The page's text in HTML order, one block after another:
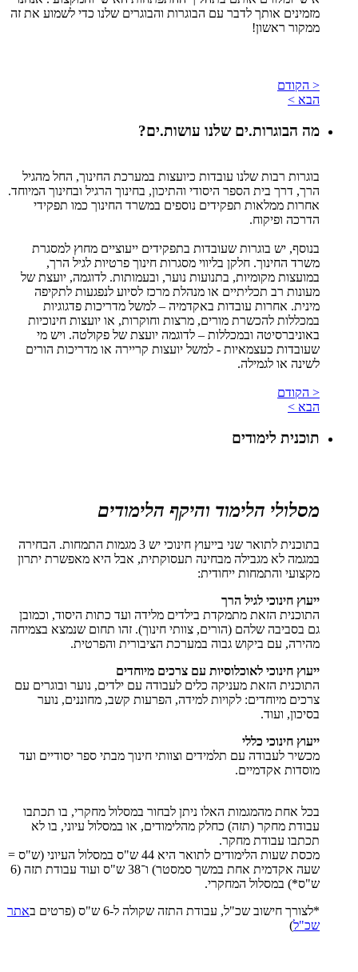
מזמינים אותך לדבר עם הבוגרות והבוגרים שלנו כדי לשמוע את זה
ממקור ראשון!
< הקודם
הבא >
מה הבוגרות.ים שלנו עושות.ים?
בוגרות רבות שלנו עובדות כיועצות במערכת החינוך, החל מהגיל
הרך, דרך בית הספר היסודי והתיכון, בחינוך הרגיל ובחינוך המיוחד.
אחרות ממלאות תפקידים נוספים במשרד החינוך כמו תפקידי
הדרכה ופיקוח.
בנוסף, יש בוגרות שעובדות בתפקידים ייעוציים מחוץ למסגרת
משרד החינוך. חלקן בליווי מסגרות חינוך פרטיות לגיל הרך,
במועצות מקומיות, בתנועות נוער, ובעמותות. לדוגמה, יועצת של
מעונות רב תכליתיים או מנהלת מרכז לסיוע לנפגעות לתקיפה
מינית. אחרות עובדות באקדמיה – למשל מדריכות פדגוגיות
במכללות להכשרת מורים, מרצות וחוקרות, או יועצות חינוכיות
באוניברסיטה ובמכללות – לדוגמה יועצת של פקולטה. ויש מי
שעובדות כעצמאיות - למשל יועצות קריירה או מדריכות הורים
לשינה או לגמילה.
< הקודם
הבא >
תוכנית לימודים
מסלולי הלימוד והיקף הלימודים
בתוכנית לתואר שני בייעוץ חינוכי יש 3 מגמות התמחות. הבחירה
במגמה לא מגבילה מבחינה תעסוקתית, אבל היא מאפשרת יתרון
מקצועי והתמחות ייחודית:
ייעוץ חינוכי לגיל הרך
התוכנית הזאת מתמקדת בילדים מלידה ועד כתות היסוד, וכמובן
גם בסביבה שלהם (הורים, צוותי חינוך). זהו תחום שנמצא בצמיחה
מהירה, עם ביקוש גבוה במערכת הציבורית והפרטית.
ייעוץ חינוכי לאוכלוסיות עם צרכים מיוחדים
התוכנית הזאת מעניקה כלים לעבודה עם ילדים, נוער ובוגרים עם
צרכים מיוחדים: לקויות למידה, הפרעות קשב, מחוננים, נוער
בסיכון, ועוד.
ייעוץ חינוכי כללי
מכשיר לעבודה עם תלמידים וצוותי חינוך מבתי ספר יסודיים ועד
מוסדות אקדמיים.
בכל אחת מהמגמות האלו ניתן לבחור במסלול מחקרי, בו תכתבו
עבודת מחקר (תזה) כחלק מהלימודים, או במסלול עיוני, בו לא
תכתבו עבודת מחקר.
מכסת שעות הלימודים לתואר היא 44 ש"ס במסלול העיוני (ש"ס =
שעה אקדמית אחת במשך סמסטר) ו־38 ש"ס ועוד עבודת תזה (6
ש"ס*) במסלול המחקרי.
*לצורך חישוב שכ"ל, עבודת התזה שקולה ל-6 ש"ס (פרטים ב
אתר
שכ"ל)